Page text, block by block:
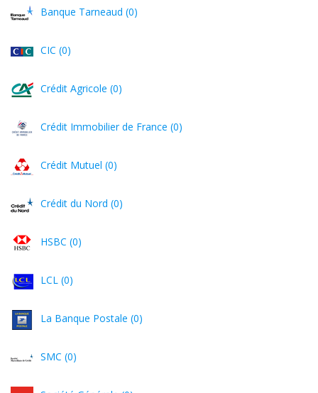
Banque Tarneaud (0)
CIC (0)
Crédit Agricole (0)
Crédit Immobilier de France (0)
Crédit Mutuel (0)
Crédit du Nord (0)
HSBC (0)
LCL (0)
La Banque Postale (0)
SMC (0)